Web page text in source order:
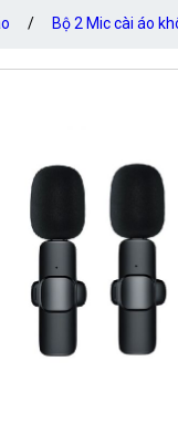
/ Bộ 2 Mic cài áo